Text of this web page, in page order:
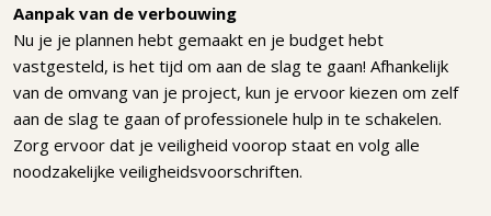
Aanpak van de verbouwing
Nu je je plannen hebt gemaakt en je budget hebt
vastgesteld, is het tijd om aan de slag te gaan! Afhankelijk
van de omvang van je project, kun je ervoor kiezen om zelf
aan de slag te gaan of professionele hulp in te schakelen.
Zorg ervoor dat je veiligheid voorop staat en volg alle
noodzakelijke veiligheidsvoorschriften.